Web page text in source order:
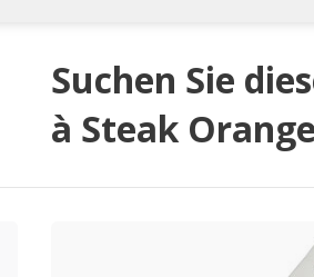
Suchen Sie
à Steak Orange